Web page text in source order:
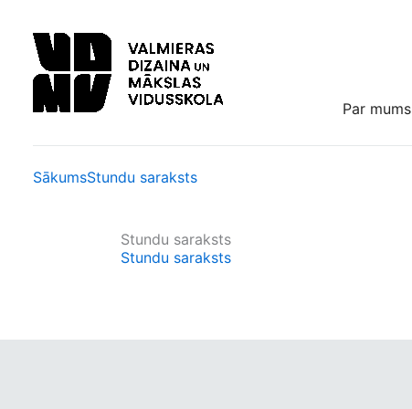
content
Par mums
SākumsStundu saraksts
Stundu saraksts
Stundu saraksts